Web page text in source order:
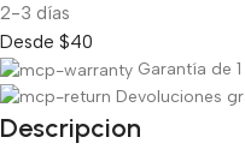
2-3 días
Desde $40
Garantía de
Devoluciones
Descripcion